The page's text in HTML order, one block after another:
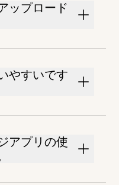
ップロード
やすいです
アプリの使